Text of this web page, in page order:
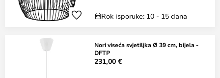
Rok isporuke: 10 - 15 dana
Nori viseća svjetiljka Ø 39 cm, bijela -
DFTP
231,00 €